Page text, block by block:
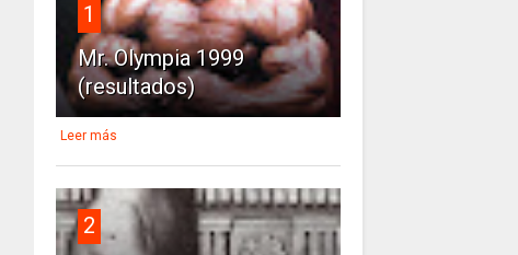
1
Mr. Olympia 1999
(resultados)
Leer más
2